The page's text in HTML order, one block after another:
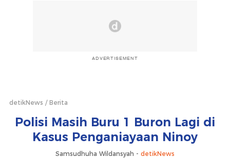
ADVERTISEMENT
detikNews Berita
Polisi Masih Buru 1 Buron Lagi di
Kasus Penganiayaan Ninoy
Samsudhuha Wildansyah - detikNews